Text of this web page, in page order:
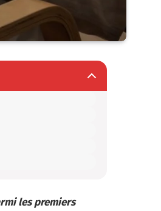
les premiers